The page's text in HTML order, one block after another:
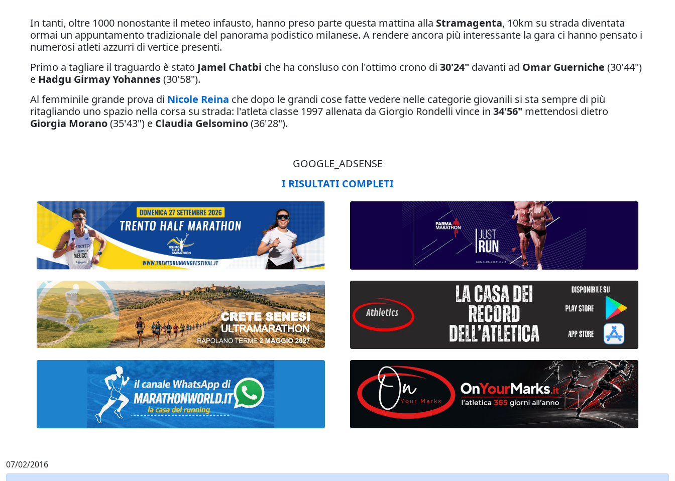
In tanti, oltre 1000 nonostante il meteo infausto, hanno preso parte questa mattina alla Stramagenta, 10km su strada diventata
ormai un appuntamento tradizionale del panorama podistico milanese. A rendere ancora più interessante la gara ci hanno pensato i
numerosi atleti azzurri di vertice presenti.
Primo a tagliare il traguardo è stato Jamel Chatbi che ha consluso con l'ottimo crono di 30'24" davanti ad Omar Guerniche (30'44")
e Hadgu Girmay Yohannes(30'58").
Al femminile grande prova di Nicole Reina che dopo le grandi cose fatte vedere nelle categorie giovanili si sta sempre di più
ritagliando uno spazio nella corsa su strada: l'atleta classe 1997 allenata da Giorgio Rondelli vince in 34'56" mettendosi dietro
Giorgia Morano(35'43") e Claudia Gelsomino(36'28").
GOOGLE_ADSENSE
I RISULTATI COMPLETI
07/02/2016